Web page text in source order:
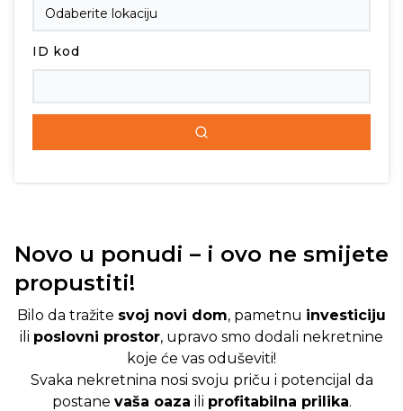
ID kod
Novo u ponudi – i ovo ne smijete
propustiti!
Bilo da tražite svoj novi dom, pametnu investiciju
ili poslovni prostor, upravo smo dodali nekretnine
koje će vas oduševiti!
Svaka nekretnina nosi svoju priču i potencijal da
postane vaša oaza ili profitabilna prilika.